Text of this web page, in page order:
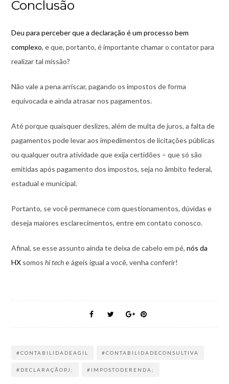
Conclusão
Deu para perceber que a declaração é um processo bem
complexo, e que, portanto, é importante chamar o contator para
realizar tal missão?
Não vale a pena arriscar, pagando os impostos de forma
equivocada e ainda atrasar nos pagamentos.
Até porque quaisquer deslizes, além de multa de juros, a falta de
pagamentos pode levar aos impedimentos de licitações públicas
ou qualquer outra atividade que exija certidões – que só são
emitidas após pagamento dos impostos, seja no âmbito federal,
estadual e municipal.
Portanto, se você permanece com questionamentos, dúvidas e
deseja maiores esclarecimentos, entre em contato conosco.
Afinal, se esse assunto ainda te deixa de cabelo em pé, nós da
HXsomos hi teche ágeis igual a você, venha conferir!
#CONTABILIDADEAGIL #CONTABILIDADECONSULTIVA
#DECLARAÇÃOPJ; #IMPOSTODERENDA;